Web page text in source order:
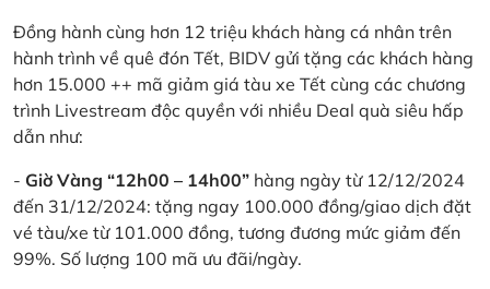
Đồng hành cùng hơn 12 triệu khách hàng cá nhân trên
hành trình về quê đón Tết, BIDV gửi tặng các khách hàng
hơn 15.000 ++ mã giảm giá tàu xe Tết cùng các chương
trình Livestream độc quyền với nhiều Deal quà siêu hấp
dẫn như:
- Giờ Vàng “12h00 – 14h00” hàng ngày từ 12/12/2024
đến 31/12/2024: tặng ngay 100.000 đồng/giao dịch đặt
vé tàu/xe từ 101.000 đồng, tương đương mức giảm đến
99%. Số lượng 100 mã ưu đãi/ngày.